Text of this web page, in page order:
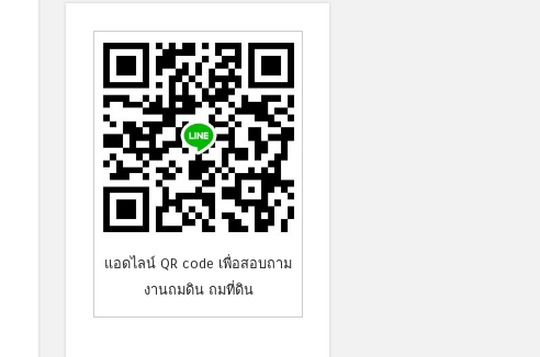
แอดไลน์ QR code เพื่อสอบถาม
งานถมดิน ถมที่ดิน